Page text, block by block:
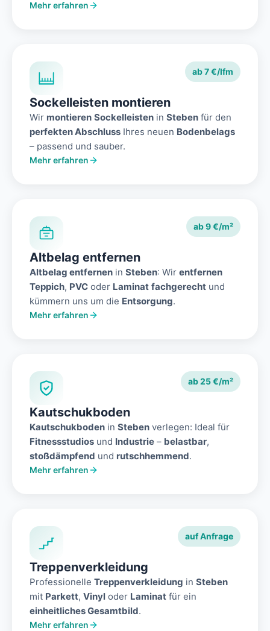
Mehr erfahren
ab 7 €/lfm
Sockelleisten montieren
Wir montieren Sockelleisten in Steben für den
perfekten Abschluss Ihres neuen Bodenbelags
– passend und sauber.
Mehr erfahren
ab 9 €/m²
Altbelag entfernen
Altbelag entfernen in Steben: Wir entfernen
Teppich, PVC oder Laminat fachgerecht und
kümmern uns um die Entsorgung.
Mehr erfahren
ab 25 €/m²
Kautschukboden
Kautschukboden in Steben verlegen: Ideal für
Fitnessstudios und Industrie – belastbar,
stoßdämpfend und rutschhemmend.
Mehr erfahren
auf Anfrage
Treppenverkleidung
Professionelle Treppenverkleidung in Steben
mit Parkett, Vinyl oder Laminat für ein
einheitliches Gesamtbild.
Mehr erfahren